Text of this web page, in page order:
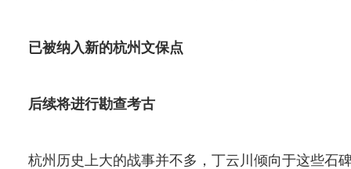
已被纳入新的杭州文保点
后续将进行勘查考古
杭州历史上大的战事并不多，丁云川倾向于这些石